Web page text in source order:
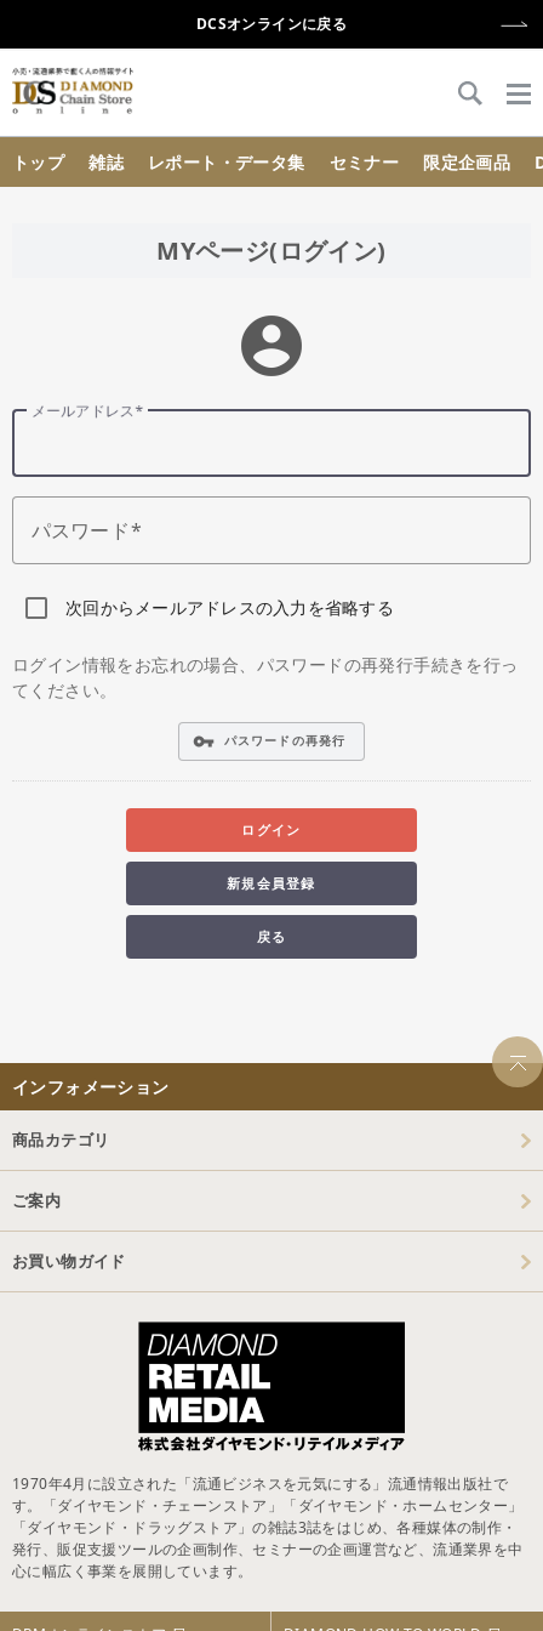
DCSオンラインに戻る
トップ 雑誌 レポート・データ集 セミナー 限定企画品
MYページ(ログイン)
account_circle
メールアドレス
パスワード
次回からメールアドレスの入力を省略する
ログイン情報をお忘れの場合、パスワードの再発行手続きを行っ
てください。
vpn_key パスワードの再発行
ログイン
新規会員登録
戻る
インフォメーション
商品カテゴリ
ご案内
お買い物ガイド
1970年4月に設立された「流通ビジネスを元気にする」流通情報出版社で
す。「ダイヤモンド・チェーンストア」「ダイヤモンド・ホームセンター」
「ダイヤモンド・ドラッグストア」の雑誌3誌をはじめ、各種媒体の制作・
発行、販促支援ツールの企画制作、セミナーの企画運営など、流通業界を中
心に幅広く事業を展開しています。